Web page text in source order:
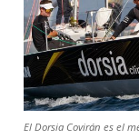
El Dorsia Covirán es el